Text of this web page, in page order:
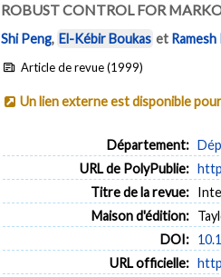
ROBUST CONTROL FOR
Shi Peng, El-Kébir Boukas et
Article de revue (1999)
Un lien externe est disponible
Département:
URL de PolyPublie:
Titre de la revue:
Maison d'édition:
DOI:
URL officielle: